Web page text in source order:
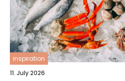
inspiration
11. July 2026